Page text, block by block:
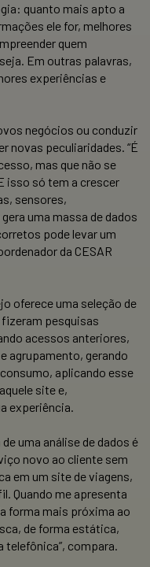
quanto mais apto a
ele for, melhores
quem
Em outras palavras,
experiências e
negócios ou conduzir
novas peculiaridades. “É
mas que não se
isso só tem a crescer
sensores,
uma massa de dados
pode levar um
da CESAR
oferece uma seleção de
pesquisas
acessos anteriores,
agrupamento, gerando
aplicando esse
site e,
experiência.
uma análise de dados é
novo ao cliente sem
em um site de viagens,
Quando me apresenta
forma mais próxima ao
de forma estática,
telefônica”, compara.